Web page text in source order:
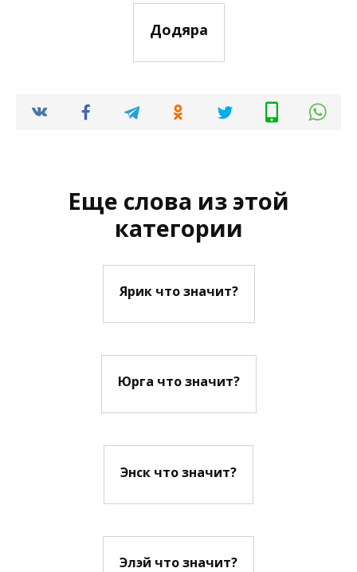
Додяра
Еще слова из этой
категории
Ярик что значит?
Юрга что значит?
Энск что значит?
Элэй что значит?